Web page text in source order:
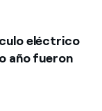
eléctrico
año fueron